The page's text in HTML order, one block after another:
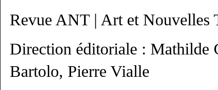
Revue ANT | Art et Nouvelles
Direction éditoriale : Mathilde
Bartolo, Pierre Vialle